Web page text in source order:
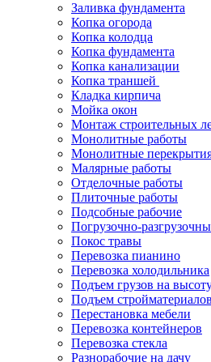
Заливка фундамента
Копка огорода
Копка колодца
Копка фундамента
Копка канализации
Копка траншей
Кладка кирпича
Мойка окон
Монтаж строительных
Монолитные работы
Монолитные
Малярные работы
Отделочные работы
Плиточные работы
Подсобные рабочие
Погрузочно-
Покос травы
Перевозка пианино
Перевозка холодильника
Подъем грузов на
Подъем стройматериалов
Перестановка мебели
Перевозка контейнеров
Перевозка стекла
Разнорабочие на дачу